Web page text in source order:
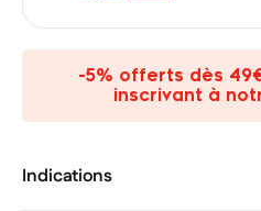
-5% offerts dès
inscrivant à
Indications
Ajouter à ma liste d'envies
Créer une nouvelle liste
Vous devez être connecté pour
liste d'envies.